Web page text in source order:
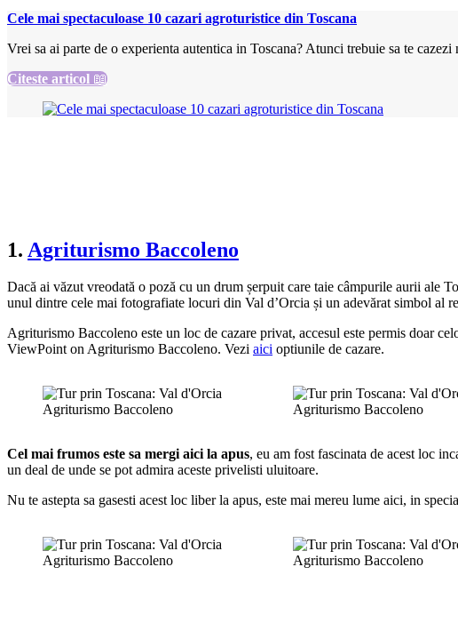
Cele mai spectaculoase 10 cazari agroturistice din Toscana
Vrei sa ai parte de o experienta autentica in Toscana? Atunci trebuie sa te
Citeste articol 📖
1. Agriturismo Baccoleno
Dacă ai văzut vreodată o poză cu un drum șerpuit care taie câmpurile aurii ale
unul dintre cele mai fotografiate locuri din Val d’Orcia și un adevărat simbol al
Agriturismo Baccoleno este un loc de cazare privat, accesul este permis doar
ViewPoint on Agriturismo Baccoleno. Vezi aici optiunile de cazare.
Agriturismo Baccoleno Agriturismo Baccoleno
Cel mai frumos este sa mergi aici la apus, eu am fost fascinata de acest loc
un deal de unde se pot admira aceste privelisti uluitoare.
Nu te astepta sa gasesti acest loc liber la apus, este mai mereu lume aici, in
Agriturismo Baccoleno Agriturismo Baccoleno